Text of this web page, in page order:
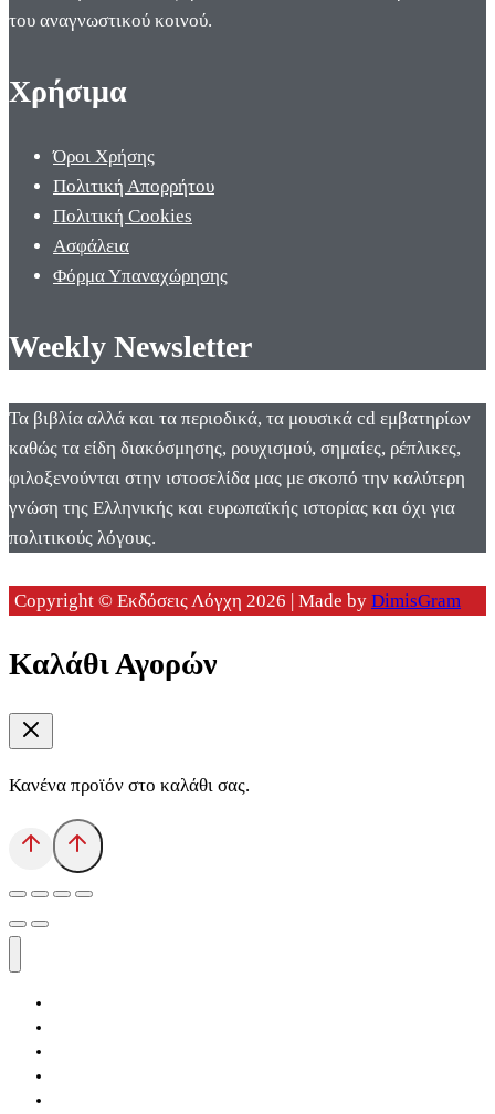
του αναγνωστικού κοινού.
Χρήσιμα
Όροι Χρήσης
Πολιτική Απορρήτου
Πολιτική Cookies
Ασφάλεια
Φόρμα Υπαναχώρησης
Weekly Newsletter
Τα βιβλία αλλά και τα περιοδικά, τα μουσικά cd εμβατηρίων
καθώς τα είδη διακόσμησης, ρουχισμού, σημαίες, ρέπλικες,
φιλοξενούνται στην ιστοσελίδα μας με σκοπό την καλύτερη
γνώση της Ελληνικής και ευρωπαϊκής ιστορίας και όχι για
πολιτικούς λόγους.
Copyright © Εκδόσεις Λόγχη 2026 | Made by DimisGram
Καλάθι Αγορών
Κανένα προϊόν στο καλάθι σας.